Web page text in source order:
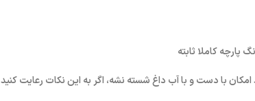
کاملا ثابته
با دست و با آب داغ شسته نشه، اگر به این نکات رعایت کنید